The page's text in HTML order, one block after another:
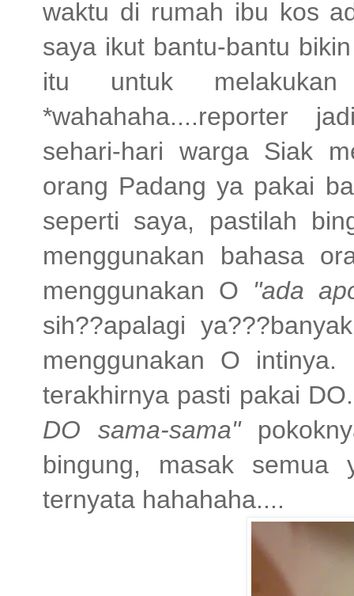
waktu di rumah ibu kos
saya ikut bantu-bantu
itu untuk melakukan
*wahahaha....reporter
sehari-hari warga Siak
orang Padang ya pakai
seperti saya, pastilah
menggunakan bahasa
menggunakan O "ada
sih??apalagi
menggunakan O
terakhirnya pasti pakai
DO sama-sama"
bingung, masak
ternyata hahahaha....